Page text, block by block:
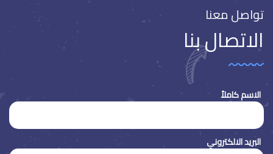
تواصل معنا
الاتصال بنا
الاسم كاملاً
البريد الالكتروني